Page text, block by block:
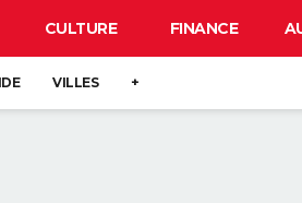
CULTURE FINANCE
VILLES +